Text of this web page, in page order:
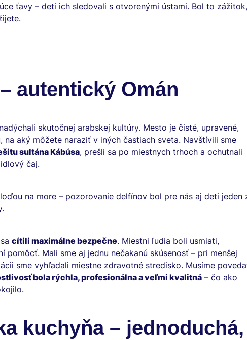
ťavy – deti ich sledovali s otvorenými ústami. Bol to zážitok,
autentický Omán
skutočnej arabskej kultúry. Mesto je čisté, upravené,
na aký môžete naraziť v iných častiach sveta. Navštívili sme
sultána Kábúsa, prešli sa po miestnych trhoch a ochutnali
čaj.
na more – pozorovanie delfínov bol pre nás aj deti jeden
cítili maximálne bezpečne. Miestni ľudia boli usmiati,
pomôcť. Mali sme aj jednu nečakanú skúsenosť – pri menšej
sme vyhľadali miestne zdravotné stredisko. Musíme
bola rýchla, profesionálna a veľmi kvalitná – čo ako
kuchyňa – jednoduchá,